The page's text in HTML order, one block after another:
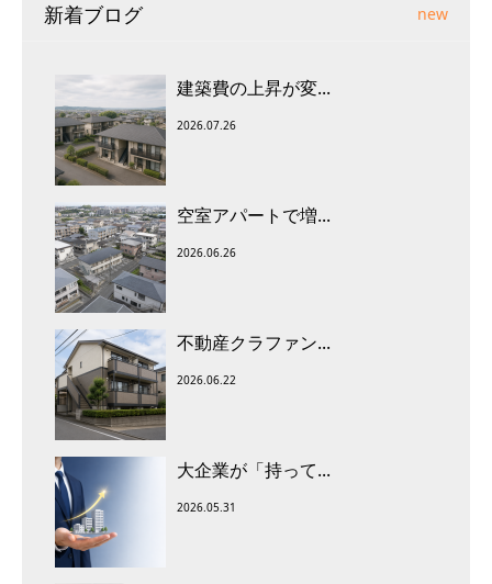
新着ブログ new
建築費の上昇が変...
2026.07.26
空室アパートで増...
2026.06.26
不動産クラファン...
2026.06.22
大企業が「持って...
2026.05.31